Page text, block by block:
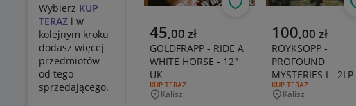
Wybierz KUP
TERAZ i w
kolejnym kroku
dodasz więcej
przedmiotów
od tego
sprzedającego.
Aktualna cena
45,00 zł
GOLDFRAPP - RIDE A
WHITE HORSE - 12"
UK
RODZAJ OFERTY:
KUP TERAZ
Miejscowość
Kalisz
Obserwuj
Aktualna cena
100,00 zł
RÖYKSOPP -
PROFOUND
MYSTERIES I - 2LP
RODZAJ OFERTY:
KUP TERAZ
Miejscowość
Kalisz